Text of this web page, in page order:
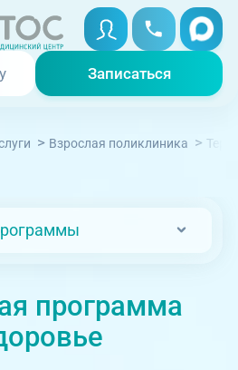
Записаться
Записаться
> Взрослая поликлиника >
программа